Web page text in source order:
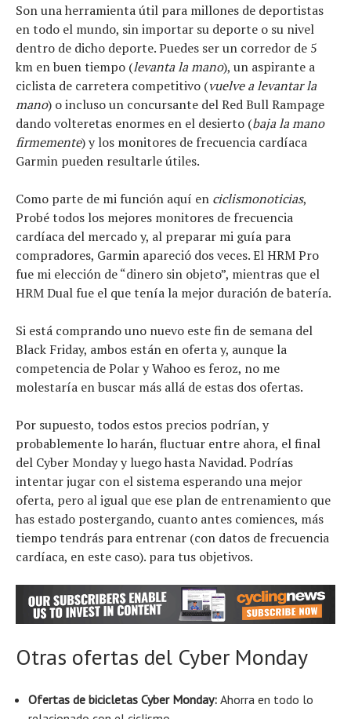
Son una herramienta útil para millones de deportistas
en todo el mundo, sin importar su deporte o su nivel
dentro de dicho deporte. Puedes ser un corredor de 5
km en buen tiempo (levanta la mano), un aspirante a
ciclista de carretera competitivo (vuelve a levantar la
mano) o incluso un concursante del Red Bull Rampage
dando volteretas enormes en el desierto (baja la mano
firmemente) y los monitores de frecuencia cardíaca
Garmin pueden resultarle útiles.
Como parte de mi función aquí en ciclismonoticias,
Probé todos los mejores monitores de frecuencia
cardíaca del mercado y, al preparar mi guía para
compradores, Garmin apareció dos veces. El HRM Pro
fue mi elección de “dinero sin objeto”, mientras que el
HRM Dual fue el que tenía la mejor duración de batería.
Si está comprando uno nuevo este fin de semana del
Black Friday, ambos están en oferta y, aunque la
competencia de Polar y Wahoo es feroz, no me
molestaría en buscar más allá de estas dos ofertas.
Por supuesto, todos estos precios podrían, y
probablemente lo harán, fluctuar entre ahora, el final
del Cyber ​​Monday y luego hasta Navidad. Podrías
intentar jugar con el sistema esperando una mejor
oferta, pero al igual que ese plan de entrenamiento que
has estado postergando, cuanto antes comiences, más
tiempo tendrás para entrenar (con datos de frecuencia
cardíaca, en este caso). para tus objetivos.
Otras ofertas del Cyber ​​Monday
Ofertas de bicicletas Cyber ​​Monday: Ahorra en todo lo